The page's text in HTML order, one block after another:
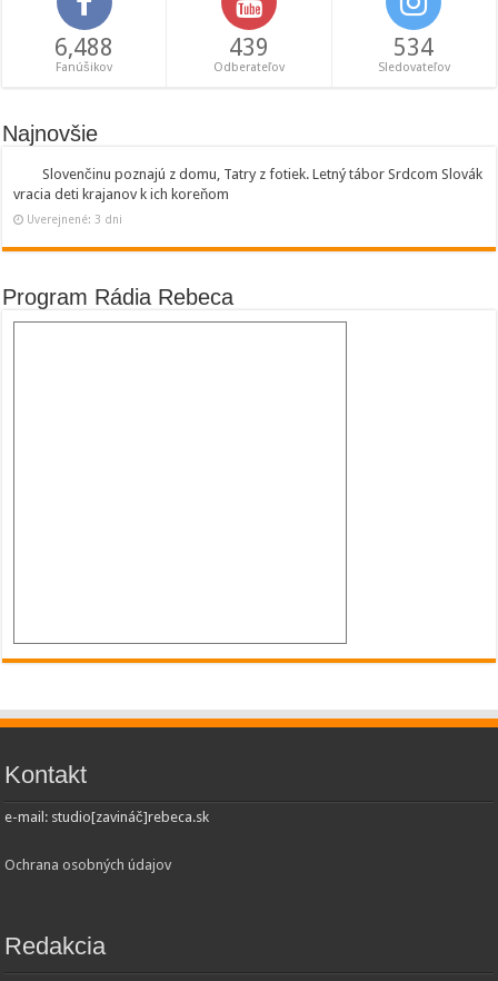
6,488
Fanúšikov
439
Odberateľov
534
Sledovateľov
Najnovšie
Slovenčinu poznajú z domu, Tatry z fotiek. Letný tábor Srdcom Slovák
vracia deti krajanov k ich koreňom
Uverejnené: 3 dni
Program Rádia Rebeca
Kontakt
e-mail: studio[zavináč]rebeca.sk
Ochrana osobných údajov
Redakcia